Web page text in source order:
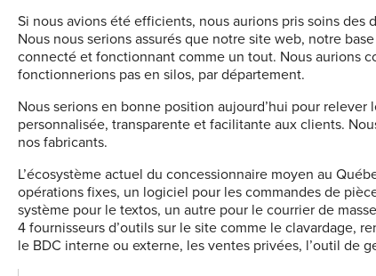
Si nous avions été efficients, nous aurions pris soins
Nous nous serions assurés que notre site web, notre
connecté et fonctionnant comme un tout. Nous aurions
fonctionnerions pas en silos, par département.
Nous serions en bonne position aujourd’hui pour relever
personnalisée, transparente et facilitante aux clients.
nos fabricants.
L’écosystème actuel du concessionnaire moyen au
opérations fixes, un logiciel pour les commandes de
système pour le textos, un autre pour le courrier de
4 fournisseurs d’outils sur le site comme le clavardage,
le BDC interne ou externe, les ventes privées, l’outil de